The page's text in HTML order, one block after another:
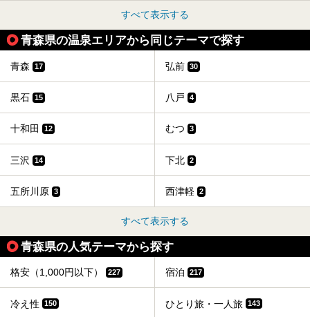
すべて表示する
青森県の温泉エリアから同じテーマで探す
青森 17 弘前 30
黒石 15 八戸 4
十和田 12 むつ 3
三沢 14 下北 2
五所川原 3 西津軽 2
すべて表示する
青森県の人気テーマから探す
格安（1,000円以下） 227 宿泊 217
冷え性 150 ひとり旅・一人旅 143